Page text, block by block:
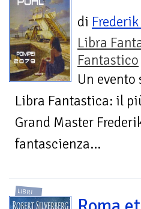
di
Libra
Fantastico
Un
Libra Fantastica: il
Grand Master
fantascienza...
LIBRI